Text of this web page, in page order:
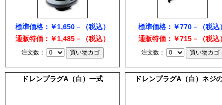
標準価格：￥1,650－（税込）
通販特価：￥1,485－（税込）
注文数：
標準価格：￥770－（税込
通販特価：￥715－（税込
注文数：
ドレンプラグA（白）一式 ドレンプラグA（白）ネジ